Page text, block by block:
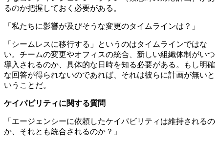
るのか把握しておく必要がある。
「私たちに影響が及びそうな変更のタイムラインは？」
「シームレスに移行する」というのはタイムラインではな
い。チームの変更やオフィスの統合、新しい組織体制がいつ
導入されるのか、具体的な日時を知る必要がある。もし明確
な回答が得られないのであれば、それは彼らに計画が無いと
いうことだ。
ケイパビリティに関する質問
「エージェンシーに依頼したケイパビリティは維持されるの
か、それとも統合されるのか？」